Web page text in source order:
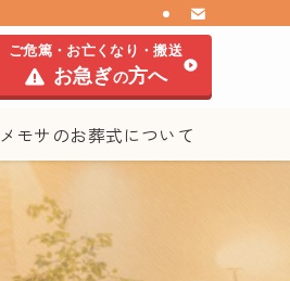
メモサのお葬式について
ご危篤・お亡くなり・搬送
お急ぎの方へ